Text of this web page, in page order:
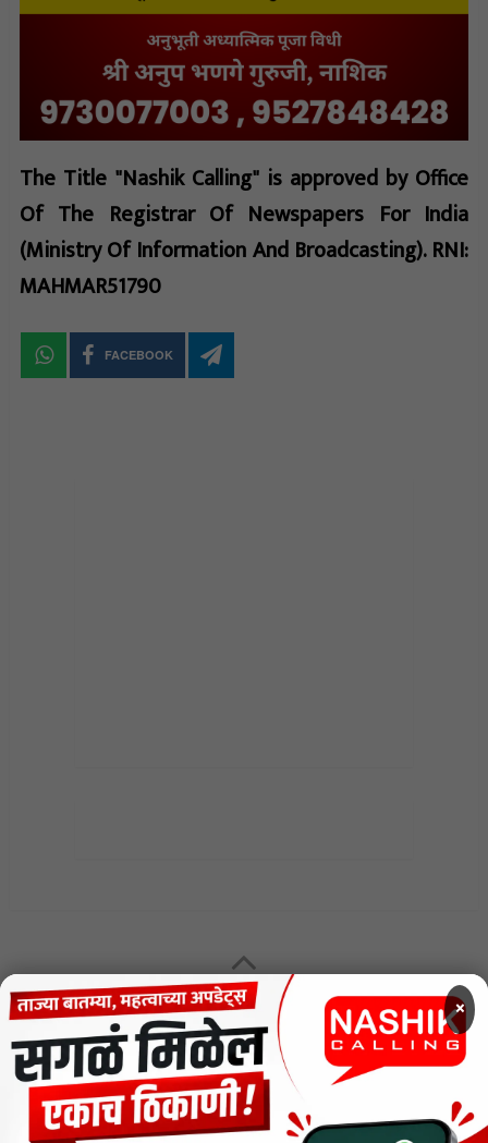
The Title "Nashik Calling" is approved by Office
Of The Registrar Of Newspapers For India
(Ministry Of Information And Broadcasting). RNI:
MAHMAR51790
FACEBOOK
MENU
CODE OF ETHICS FOR DIGITAL NEWS WEBSITES
Contact Us
×